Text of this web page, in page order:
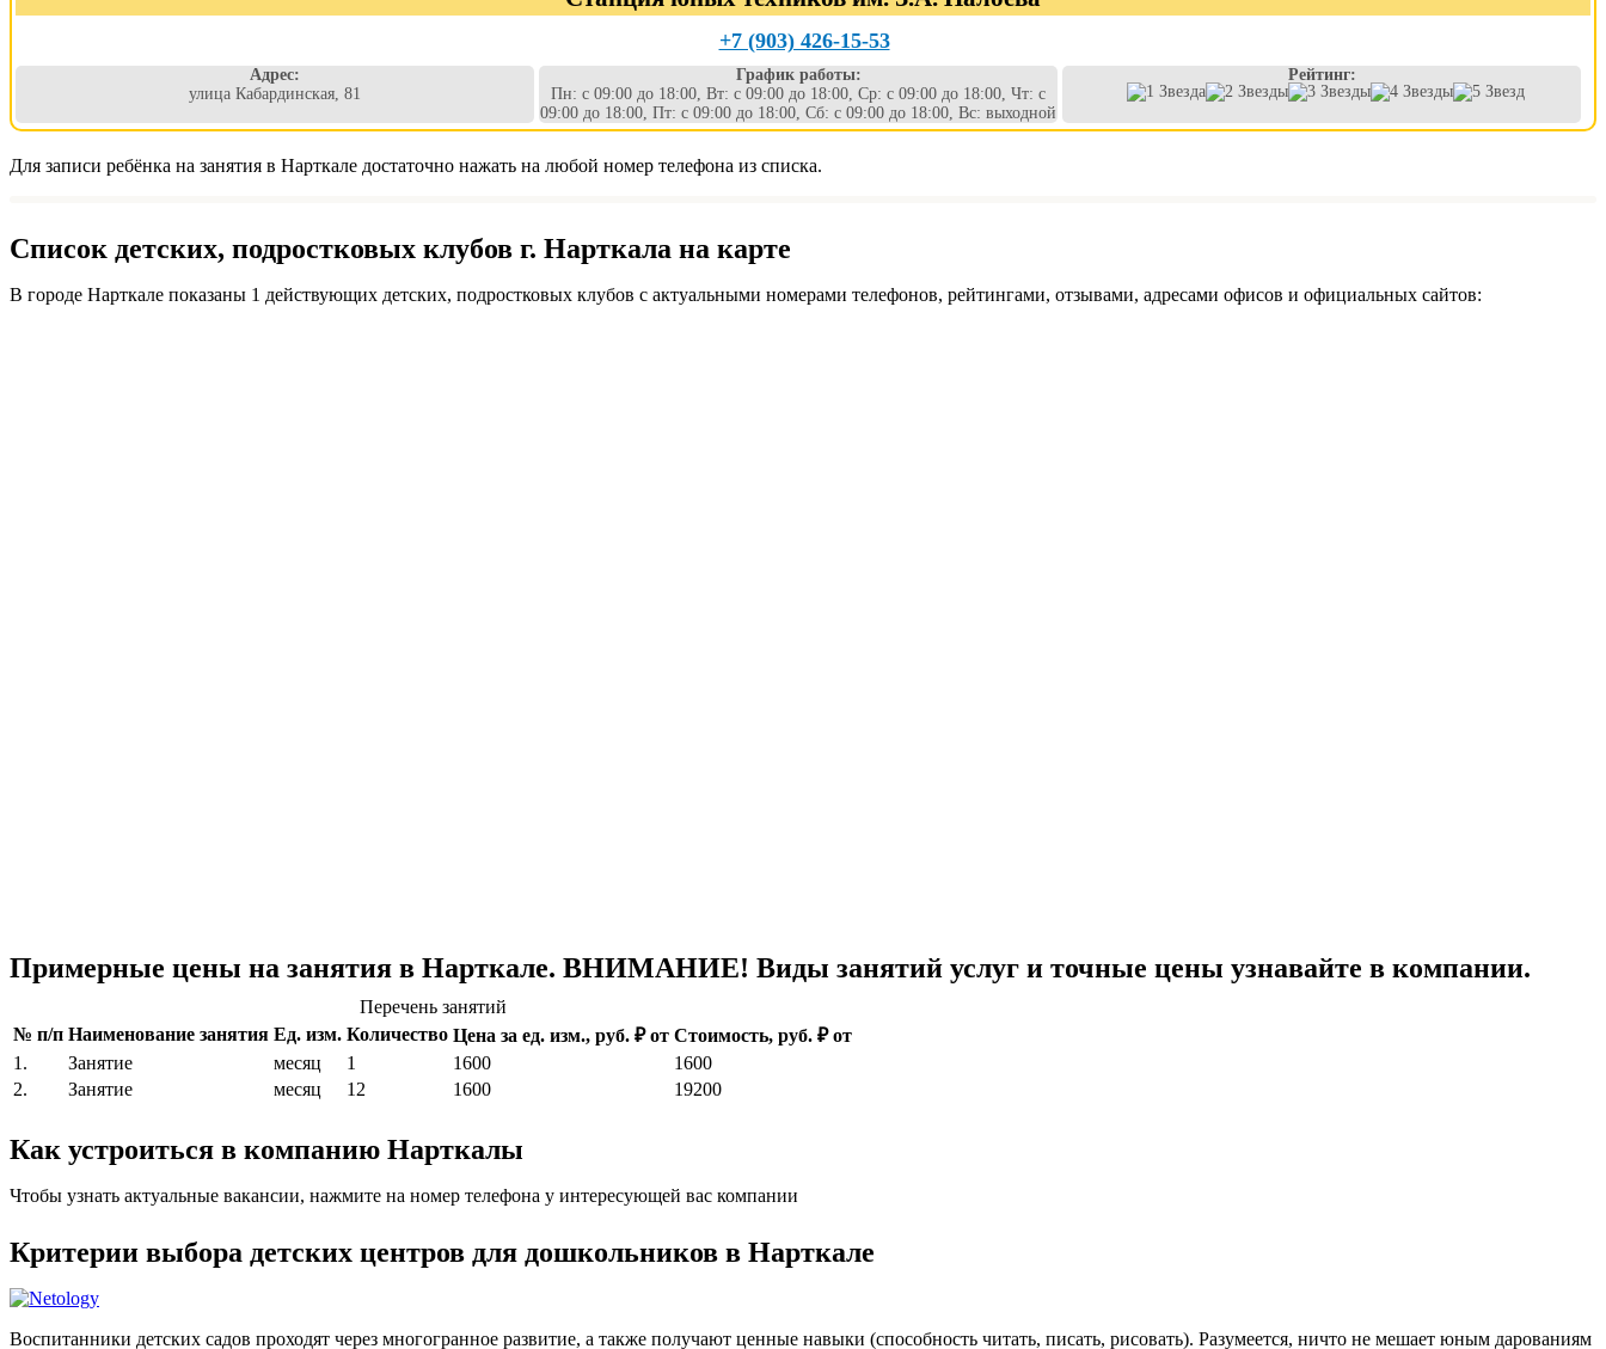
+7 (903) 426-15-53
Адрес:
улица Кабардинская, 81
График работы:
Пн: с 09:00 до 18:00, Вт: с 09:00 до 18:00, Ср: с 09:00 до 18:00, Чт: с
09:00 до 18:00, Пт: с 09:00 до 18:00, Сб: с 09:00 до 18:00, Вс: выходной
Рейтинг:
Для записи ребёнка на занятия в Нарткале достаточно нажать на любой номер телефона из списка.
Список детских, подростковых клубов г. Нарткала на карте
В городе Нарткале показаны 1 действующих детских, подростковых клубов с актуальными номерами телефонов, рейтингами, отзывами, адресами офисов и официальных сайтов:
Примерные цены на занятия в Нарткале. ВНИМАНИЕ! Виды занятий услуг и точные цены узнавайте в компании.
Перечень занятий
№ п/п Наименование занятия Ед. изм. Количество Цена за ед. изм., руб. ₽ от Стоимость, руб. ₽ от
1.
Занятие месяц 1 1600
1600
2.
Занятие месяц 12 1600 19200
Как устроиться в компанию Нарткалы
Чтобы узнать актуальные вакансии, нажмите на номер телефона у интересующей вас компании
Критерии выбора детских центров для дошкольников в Нарткале
Воспитанники детских садов проходят через многогранное развитие, а также получают ценные навыки (способность читать, писать, рисовать). Разумеется, ничто не мешает юным дарованиям